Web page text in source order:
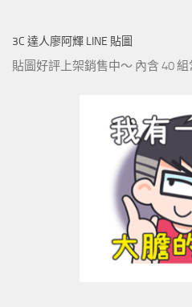
3C 達人廖阿輝 LINE 貼圖
貼圖好評上架銷售中～ 內含 40